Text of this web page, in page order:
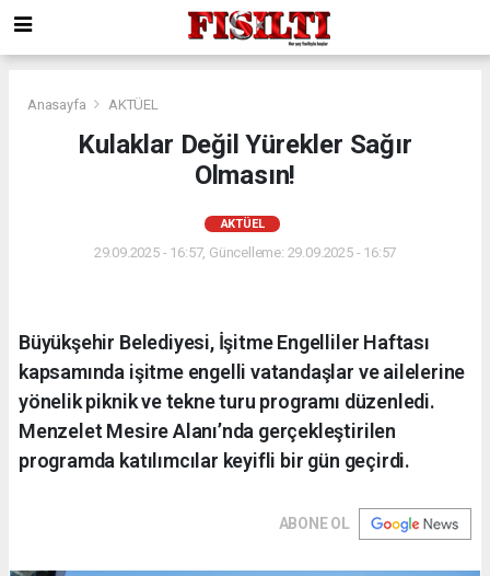
Anasayfa AKTÜEL
Kulaklar Değil Yürekler Sağır
Olmasın!
AKTÜEL
29.09.2025 - 16:57, Güncelleme: 29.09.2025 - 16:57
Büyükşehir Belediyesi, İşitme Engelliler Haftası
kapsamında işitme engelli vatandaşlar ve ailelerine
yönelik piknik ve tekne turu programı düzenledi.
Menzelet Mesire Alanı’nda gerçekleştirilen
programda katılımcılar keyifli bir gün geçirdi.
ABONE OL